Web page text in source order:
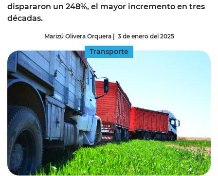
dispararon un 248%, el mayor incremento en tres
décadas.
Marizú Olivera Orquera| 3 de enero del 2025
Transporte